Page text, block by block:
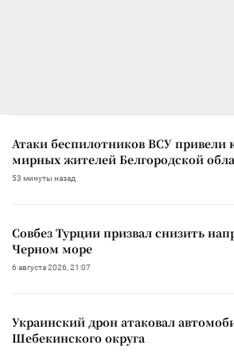
Атаки беспилотников ВСУ привели
мирных жителей Белгородской
53 минуты назад
Совбез Турции призвал снизить
Черном море
6 августа 2026, 21:07
Украинский дрон атаковал
Шебекинского округа